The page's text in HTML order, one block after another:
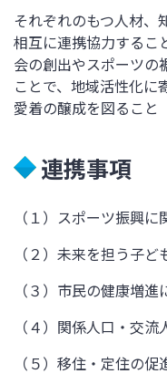
それぞれのもつ人材、
相互に連携協力するこ
会の創出やスポーツの
ことで、地域活性化に
愛着の醸成を図ること
連携事項
（１）スポーツ振興に
（２）未来を担う子
（３）市民の健康増進
（４）関係人口・交
（５）移住・定住の